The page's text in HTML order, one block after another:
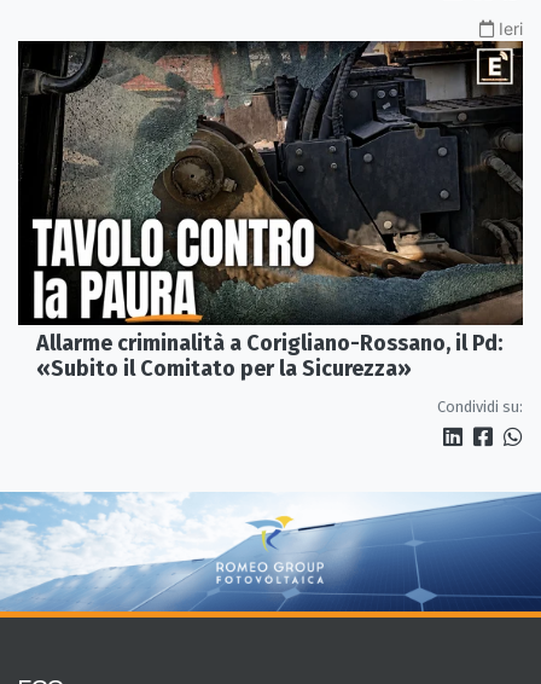
Ieri
Allarme criminalità a Corigliano-Rossano, il Pd:
«Subito il Comitato per la Sicurezza»
Condividi su: